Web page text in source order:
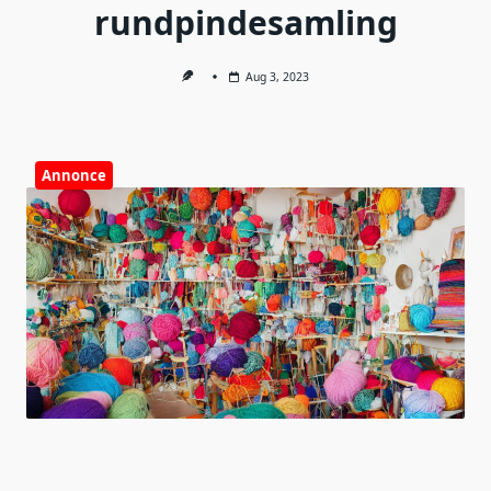
rundpindesamling
Aug 3, 2023
Annonce